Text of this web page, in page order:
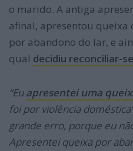
o marido. A antiga
afinal, apresentou
por abandono do lar, e
qual decidiu reconciliar-se
“Euapresentei uma
foi por violência
grande erro, porque eu
Apresentei queixa por